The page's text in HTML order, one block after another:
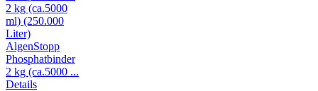
AlgenStopp
Phosphatbinder
2 kg (ca.5000 ...
Details